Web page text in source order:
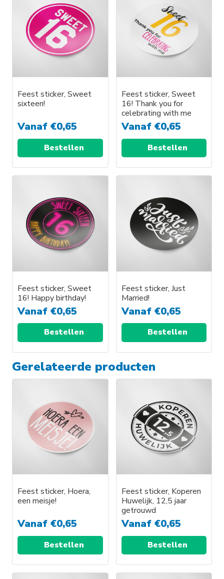
Feest sticker, Sweet
sixteen!
Vanaf €0,65
Bestellen
Feest sticker, Sweet
16! Thank you for
celebrating with me
Vanaf €0,65
Bestellen
Feest sticker, Sweet
16! Happy birthday!
Vanaf €0,65
Bestellen
Feest sticker, Just
Married!
Vanaf €0,65
Bestellen
Gerelateerde producten
Feest sticker, Hoera,
een meisje!
Vanaf €0,65
Bestellen
Feest sticker, Koperen
Huwelijk, 12,5 jaar
getrouwd
Vanaf €0,65
Bestellen